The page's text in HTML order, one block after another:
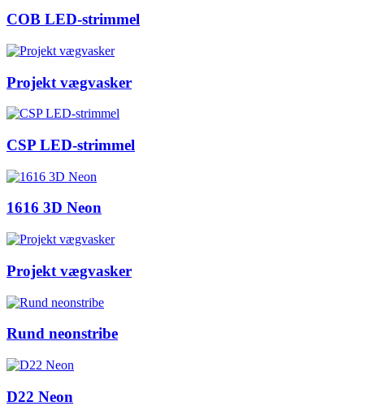
COB LED-strimmel
Projekt vægvasker
CSP LED-strimmel
1616 3D Neon
Projekt vægvasker
Rund neonstribe
D22 Neon